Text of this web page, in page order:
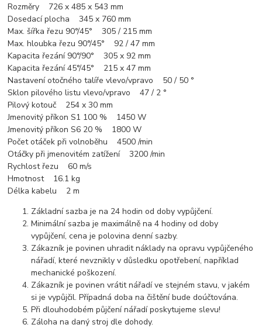
Rozměry 726 x 485 x 543 mm
Dosedací plocha 345 x 760 mm
Max. šířka řezu 90°/45° 305 / 215 mm
Max. hloubka řezu 90°/45° 92 / 47 mm
Kapacita řezání 90°/90° 305 x 92 mm
Kapacita řezání 45°/45° 215 x 47 mm
Nastavení otočného talíře vlevo/vpravo 50 / 50 °
Sklon pilového listu vlevo/vpravo 47 / 2 °
Pilový kotouč 254 x 30 mm
Jmenovitý příkon S1 100 % 1450 W
Jmenovitý příkon S6 20 % 1800 W
Počet otáček při volnoběhu 4500 /min
Otáčky při jmenovitém zatížení 3200 /min
Rychlost řezu 60 m/s
Hmotnost 16.1 kg
Délka kabelu 2 m
Základní sazba je na 24 hodin od doby vypůjčení.
Minimální sazba je maximálně na 4 hodiny od doby
vypůjčení, cena je polovina denní sazby.
Zákazník je povinen uhradit náklady na opravu vypůjčeného
nářadí, které nevznikly v důsledku opotřebení, například
mechanické poškození.
Zákazník je povinen vrátit nářadí ve stejném stavu, v jakém
si je vypůjčil. Případná doba na čištění bude doúčtována.
Při dlouhodobém půjčení nářadí poskytujeme slevu!
Záloha na daný stroj dle dohody.